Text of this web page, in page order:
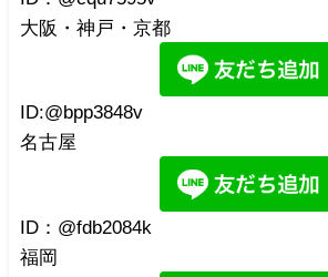
大阪・神戸・京都
ID:@bpp3848v
名古屋
ID：@fdb2084k
福岡